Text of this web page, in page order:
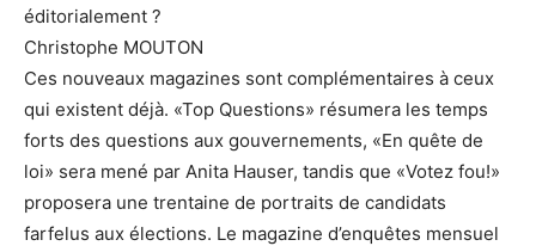
éditorialement ?
Christophe MOUTON
Ces nouveaux magazines sont complémentaires à ceux
qui existent déjà. «Top Questions» résumera les temps
forts des questions aux gouvernements, «En quête de
loi» sera mené par Anita Hauser, tandis que «Votez fou!»
proposera une trentaine de portraits de candidats
farfelus aux élections. Le magazine d’enquêtes mensuel